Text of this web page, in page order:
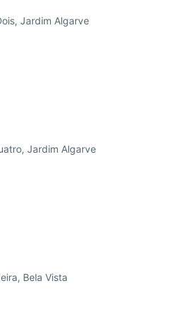
Jardim Algarve
Jardim Algarve
Bela Vista